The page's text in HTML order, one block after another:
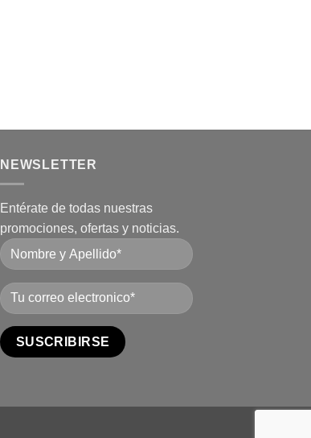
NEWSLETTER
Entérate de todas nuestras
promociones, ofertas y noticias.